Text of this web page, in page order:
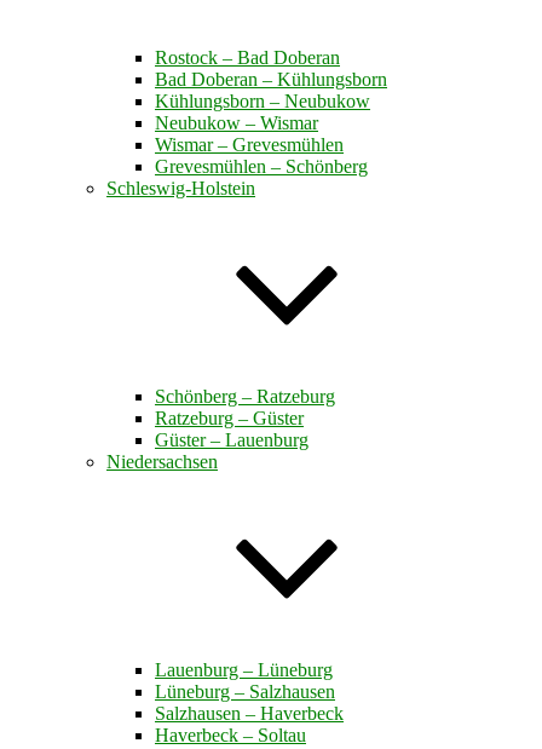
Rostock – Bad Doberan
Bad Doberan – Kühlungsborn
Kühlungsborn – Neubukow
Neubukow – Wismar
Wismar – Grevesmühlen
Grevesmühlen – Schönberg
Schleswig-Holstein
Schönberg – Ratzeburg
Ratzeburg – Güster
Güster – Lauenburg
Niedersachsen
Lauenburg – Lüneburg
Lüneburg – Salzhausen
Salzhausen – Haverbeck
Haverbeck – Soltau